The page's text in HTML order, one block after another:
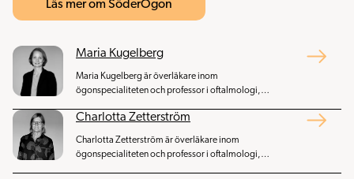
Läs mer om SöderÖgon
Maria Kugelberg
Maria Kugelberg är överläkare inom
ögonspecialiteten och professor i oftalmologi,
Charlotta Zetterström
Charlotta Zetterström är överläkare inom
ögonspecialiteten och professor i oftalmologi,